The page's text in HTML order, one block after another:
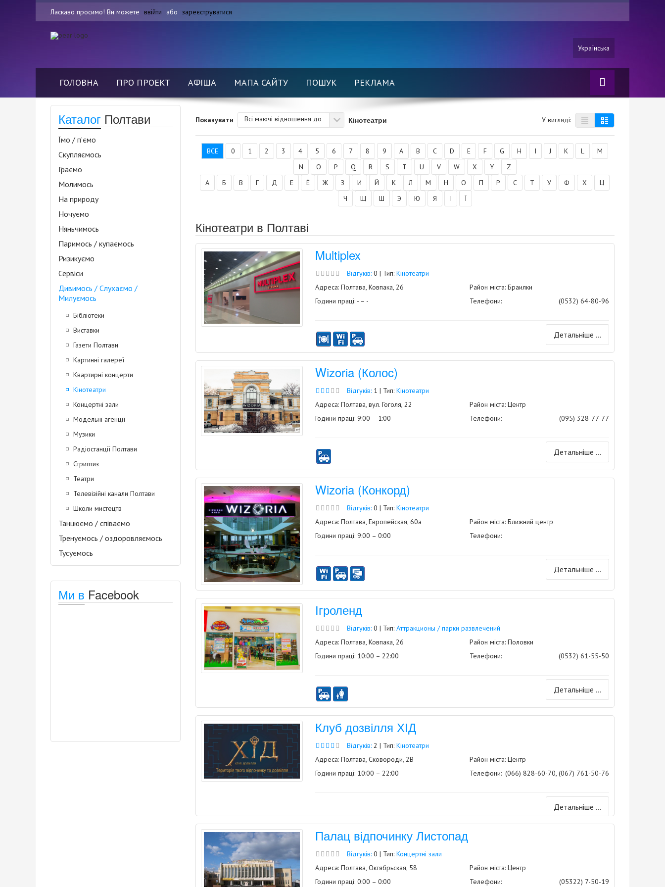
Ласкаво просимо! Ви можете ввійти або зареєструватися
Українська
ГОЛОВНА ПРО ПРОЕКТ АФІША МАПА САЙТУ ПОШУК РЕКЛАМА
Каталог Полтави
Їмо / п’ємо
Скупляємось
Граємо
Молимось
На природу
Ночуємо
Няньчимось
Паримось / купаємось
Ризикуємо
Сервіси
Дивимось / Слухаємо /
Милуємось
Бібліотеки
Виставки
Газети Полтави
Картинні галереї
Квартирні концерти
Кінотеатри
Концертні зали
Модельні агенції
Музики
Радіостанції Полтави
Стриптиз
Театри
Телевізійні канали Полтави
Школи мистецтв
Танцюємо / співаємо
Тренуємось / оздоровляємось
Тусуємось
Ми в Facebook
Показувати Всі маючі відношення до Кінотеатри У вигляді:
ВСЕ 0 1 2 3 4 5 6 7 8 9 A B C D E F G H I J K L
M
N
O P Q R S T U V W X Y
Z
А
Б В Г Д Е Ё Ж З И Й К Л М Н О П Р С Т У Ф Х
Ц
Ч
Щ Ш Э Ю Я І Ї
Кінотеатри в Полтаві
Multiplex
Відгуків:0 | Тип: Кінотеатри
Адреса: Полтава, Ковпака, 26
Години праці: - – -
Район міста: Браилки
Телефони:
(0532) 64-80-96
Детальніше ...
Wizoria (Колос)
Відгуків:1 | Тип: Кінотеатри
Адреса: Полтава, вул. Гоголя, 22
Години праці: 9:00 – 1:00
Район міста: Центр
Телефони:
(095) 328-77-77
Детальніше ...
Wizoria (Конкорд)
Відгуків:0 | Тип: Кінотеатри
Адреса: Полтава, Европейская, 60а
Години праці: 9:00 – 0:00
Район міста: Ближний центр
Телефони:
Детальніше ...
Ігроленд
Відгуків:0 | Тип: Аттракционы / парки развлечений
Адреса: Полтава, Ковпака, 26
Години праці: 10:00 – 22:00
Район міста: Половки
Телефони:
(0532) 61-55-50
Детальніше ...
Клуб дозвілля ХІД
Відгуків:2 | Тип: Кінотеатри
Адреса: Полтава, Сковороди, 2В
Години праці: 10:00 – 22:00
Район міста: Центр
Телефони: (066) 828-60-70, (067) 761-50-76
Детальніше ...
Палац відпочинку Листопад
Відгуків:0 | Тип: Концертні зали
Адреса: Полтава, Октябрьская, 58
Години праці: 0:00 – 0:00
Район міста: Центр
Телефони:
(05322) 7-50-19